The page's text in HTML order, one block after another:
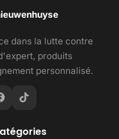
dans la lutte contre
produits
personnalisé.